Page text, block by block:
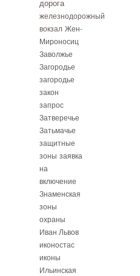
дорога
железнодорожный
вокзал Жен-
Мироносиц
Заволжье
Загородье
загородье
закон
запрос
Затверечье
Затьмачье
защитные
зоны заявка
на
включение
Знаменская
зоны
охраны
Иван Львов
иконостас
иконы
Ильинская